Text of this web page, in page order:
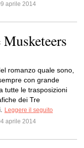
aprile 2014
romanzo quale sono,
con grande
tutte le trasposizioni
dei Tre
Leggere il seguito
aprile 2014